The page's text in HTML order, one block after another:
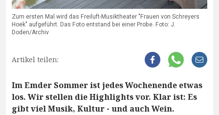
Zum ersten Mal wird das Freiluft-Musiktheater "Frauen von Schreyers
Hoek" aufgeführt. Das Foto entstand bei einer Probe. Foto: J.
Doden/Archiv
Artikel teilen:
Im Emder Sommer ist jedes Wochenende etwas
los. Wir stellen die Highlights vor. Klar ist: Es
gibt viel Musik, Kultur - und auch Wein.